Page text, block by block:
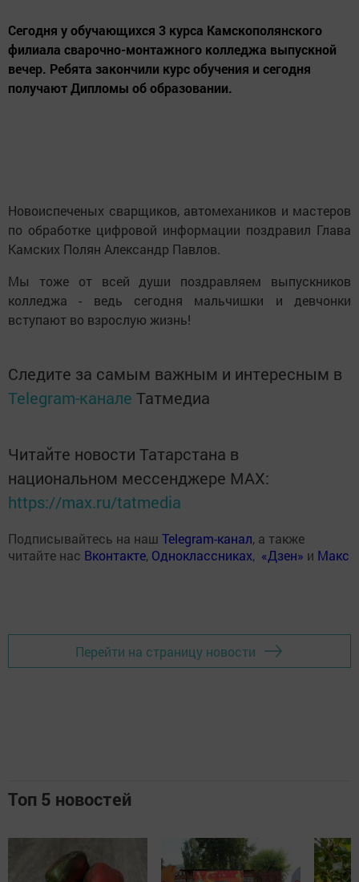
Сегодня у обучающихся 3 курса Камскополянского
филиала сварочно-монтажного колледжа выпускной
вечер. Ребята закончили курс обучения и сегодня
получают Дипломы об образовании.
Новоиспеченых сварщиков, автомехаников и мастеров
по обработке цифровой информации поздравил Глава
Камских Полян Александр Павлов.
Мы тоже от всей души поздравляем выпускников
колледжа - ведь сегодня мальчишки и девчонки
вступают во взрослую жизнь!
Следите за самым важным и интересным в
Telegram-канале Татмедиа
Читайте новости Татарстана в
национальном мессенджере MАХ:
https://max.ru/tatmedia
Подписывайтесь на наш Telegram-канал, а также
читайте нас Вконтакте, Одноклассниках, «Дзен» и Макс
Перейти на страницу новости
Топ 5 новостей